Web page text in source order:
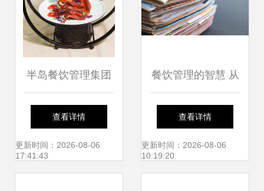
半岛餐饮管理集团
引领餐饮行业的管
理创新与实践
查看详情
更新时间：2026-08-06
17:41:43
餐饮管理的智慧 从
理念到实践的必备
书单
查看详情
更新时间：2026-08-06
10:19:20